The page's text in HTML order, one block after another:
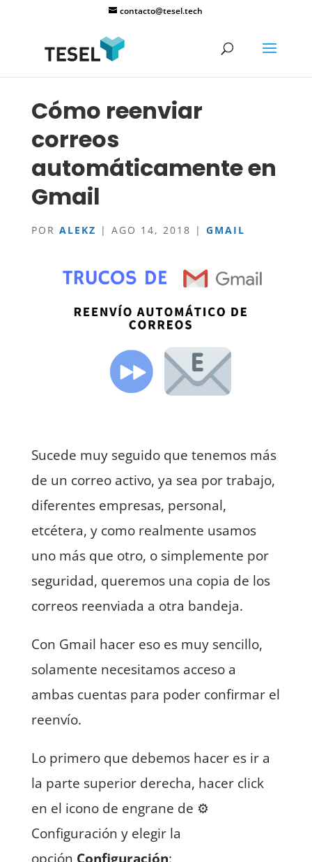
contacto@tesel.tech
Cómo reenviar
correos
automáticamente en
Gmail
POR ALEKZ | AGO 14, 2018 | GMAIL
Sucede muy seguido que tenemos más
de un correo activo, ya sea por trabajo,
diferentes empresas, personal,
etcétera, y como realmente usamos
uno más que otro, o simplemente por
seguridad, queremos una copia de los
correos reenviada a otra bandeja.
Con Gmail hacer eso es muy sencillo,
solamente necesitamos acceso a
ambas cuentas para poder confirmar el
reenvío.
Lo primero que debemos hacer es ir a
la parte superior derecha, hacer click
en el icono de engrane de ⚙
Configuración y elegir la